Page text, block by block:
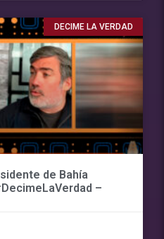
DECIME LA VERDAD
de Bahía
–